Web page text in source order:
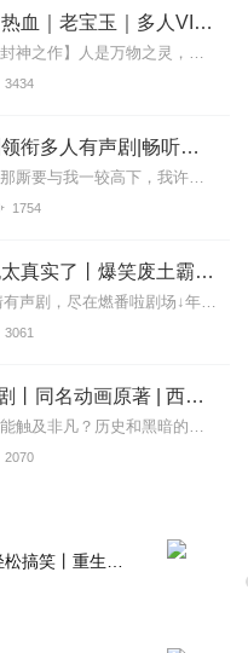
的！好听
音太有魔力了 期待更多作
蛊真人｜大爱仙尊｜热血｜老宝玉｜多人VIP免费有声剧
内容简介【黑暗文反派流封神之作】人是万物之灵，蛊是天地真精。一个穿越者不断重生的故事。一个养蛊、炼蛊、用蛊的奇特世界。配音组（男角色）老宝玉旁白...
3434
大奉打更人丨头陀渊领衔多人有声剧|畅听全集|王鹤棣、田曦薇主演影视剧原著|卖报小郎君
【冒泡有奖】听说杨千幻那厮要与我一较高下，我许七安要开始装叉了！快进入声音播放页戳下方输入框，冒个泡偷偷告诉我，我要用哪些诗词才能胜过他？说得好的，有赏！202...
1754
【燃番啦】这游戏也太真实了丨爆笑废土霸榜神作丨紫襟剧社制作
>>更多好听不套路的燃情有声剧，尽在燃番啦剧场↓年度重磅推荐本专辑为VIP免费专辑每天上午10点5集更新，订阅可以听到最新内容哦！每周抽一个专辑五星优质评论送...
3061
诡秘之主 | 多人有声剧丨同名动画原著 | 西幻克苏鲁 | 乌贼作品
蒸汽与机械的浪潮中，谁能触及非凡？历史和黑暗的迷雾里，又是谁在耳语？我从诡秘中醒来，睁眼看见这个世界：枪械，大炮，巨舰，飞空艇，差分机；魔药，占卜，诅咒，倒吊人...
2070